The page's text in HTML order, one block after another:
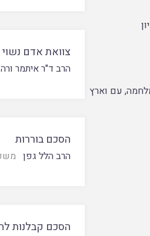
עם וארץ
צוואת אדם נשוי
הרב ד"ר איתמר
הסכם בוררות
הרב הלל גפן
הסכם קבלנות